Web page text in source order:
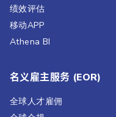
绩效评估​
移动APP
Athena BI
名义雇主服务 (EOR)
全球人才雇佣